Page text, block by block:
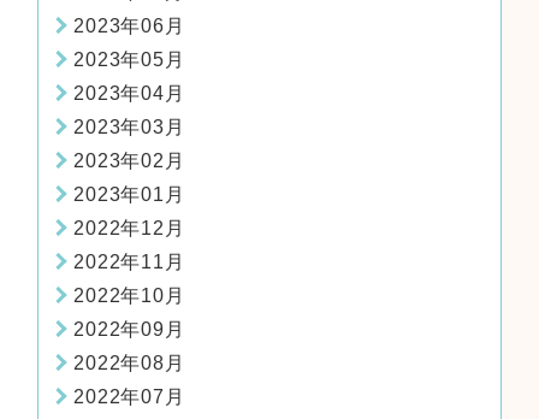
2023年06月
2023年05月
2023年04月
2023年03月
2023年02月
2023年01月
2022年12月
2022年11月
2022年10月
2022年09月
2022年08月
2022年07月